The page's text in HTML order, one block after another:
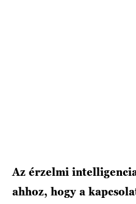
Az érzelmi
ahhoz, hogy a